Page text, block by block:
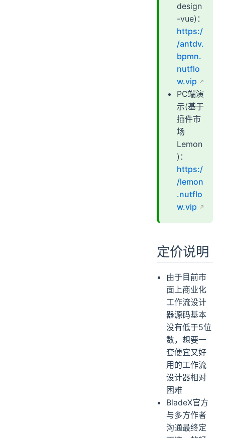
design
-vue)：
https:/
/antdv.
bpmn.
nutflo
w.vip
PC端演
示(基于
插件市
场
Lemon
)：
https:/
/lemon
.nutflo
w.vip
定价说明
由于目前市
面上商业化
工作流设计
器源码基本
没有低于5位
数，想要一
套便宜又好
用的工作流
设计器相对
困难
BladeX官方
与多方作者
沟通最终定